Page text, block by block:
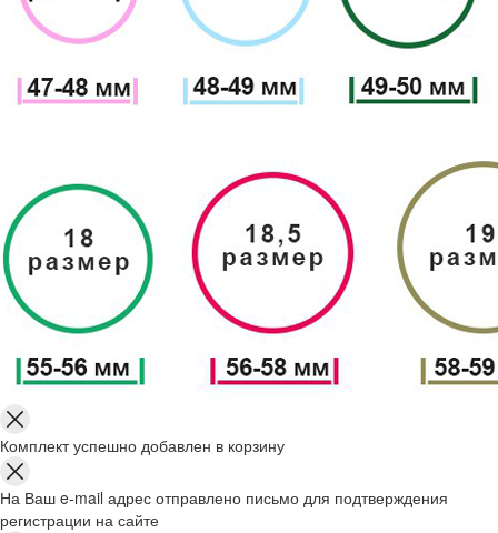
Комплект успешно добавлен в корзину
На Ваш e-mail адрес отправлено письмо для подтверждения
регистрации на сайте